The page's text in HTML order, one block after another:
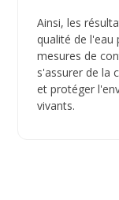
Ainsi, les
qualité de l'eau
mesures de
s'assurer de la
et protéger
vivants.